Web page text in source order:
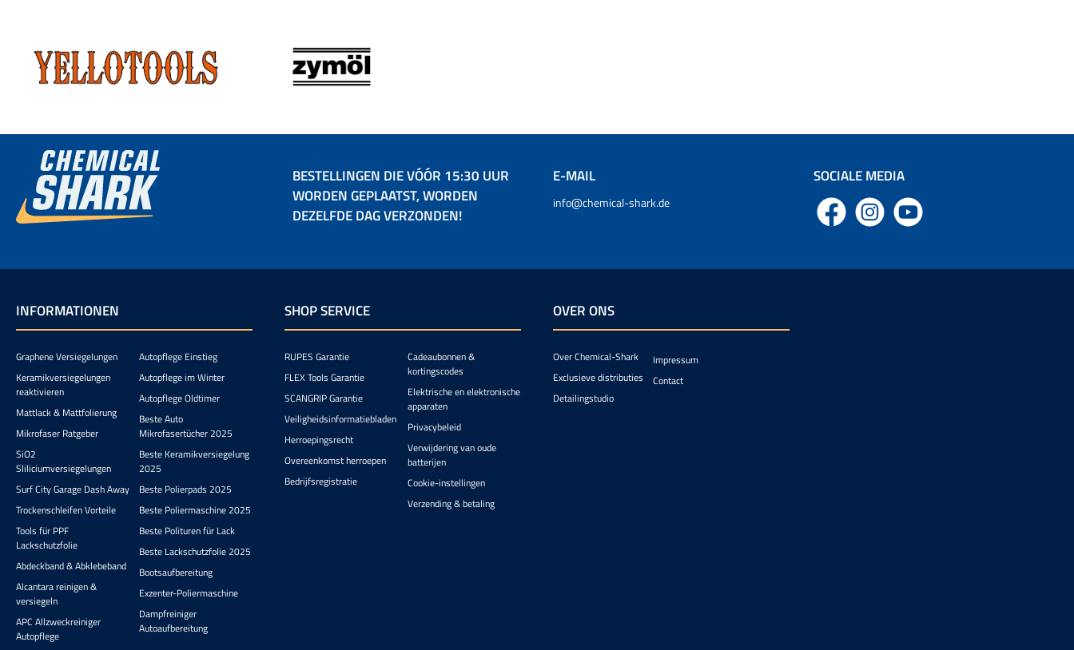
BESTELLINGEN DIE VÓÓR 15:30 UUR
WORDEN GEPLAATST, WORDEN
DEZELFDE DAG VERZONDEN!
E-MAIL
info@chemical-shark.de
SOCIALE MEDIA
Facebook Instagram YouTube
INFORMATIONEN
Graphene Versiegelungen
Keramikversiegelungen
reaktivieren
Mattlack & Mattfolierung
Mikrofaser Ratgeber
SiO2
Sliliciumversiegelungen
Surf City Garage Dash Away
Trockenschleifen Vorteile
Tools für PPF
Lackschutzfolie
Abdeckband & Abklebeband
Alcantara reinigen &
versiegeln
APC Allzweckreiniger
Autopflege
Autopflege Einstieg
Autopflege im Winter
Autopflege Oldtimer
Beste Auto
Mikrofasertücher 2025
Beste Keramikversiegelung
2025
Beste Polierpads 2025
Beste Poliermaschine 2025
Beste Polituren für Lack
Beste Lackschutzfolie 2025
Bootsaufbereitung
Exzenter-Poliermaschine
Dampfreiniger
Autoaufbereitung
SHOP SERVICE
RUPES Garantie
FLEX Tools Garantie
SCANGRIP Garantie
Veiligheidsinformatiebladen
Herroepingsrecht
Overeenkomst herroepen
Bedrijfsregistratie
Cadeaubonnen &
kortingscodes
Elektrische en elektronische
apparaten
Privacybeleid
Verwijdering van oude
batterijen
Cookie-instellingen
Verzending & betaling
OVER ONS
Over Chemical-Shark
Exclusieve distributies
Detailingstudio
Impressum
Contact